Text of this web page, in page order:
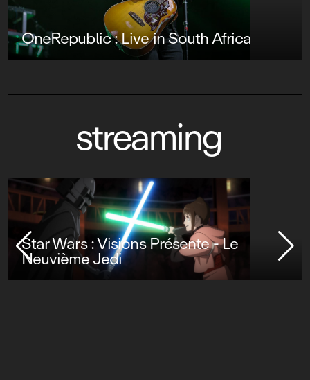
OneRepublic : Live in South Africa
streaming
Stuart Fails to Save the Universe